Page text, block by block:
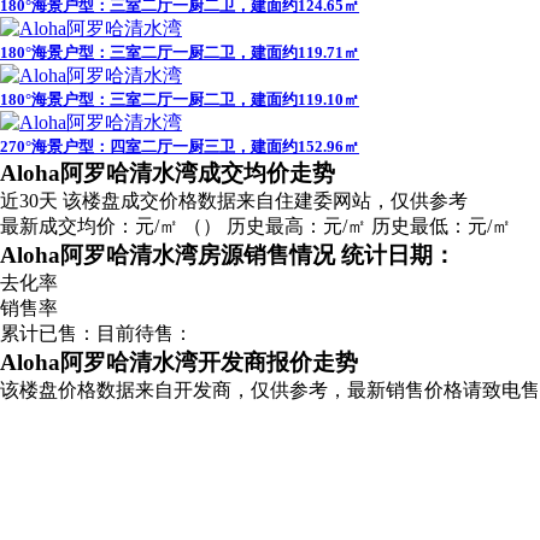
180°海景户型：三室二厅一厨二卫，建面约124.65㎡
180°海景户型：三室二厅一厨二卫，建面约119.71㎡
180°海景户型：三室二厅一厨二卫，建面约119.10㎡
270°海景户型：四室二厅一厨三卫，建面约152.96㎡
广告
Aloha阿罗哈清水湾成交均价走势
近30天 该楼盘成交价格数据来自住建委网站，仅供参考
最新成交均价： 元/㎡ （ ） 历史最高： 元/㎡ 历史最低： 元/㎡
Aloha阿罗哈清水湾房源销售情况统计日期：
去化率
销售率
累计已售： 目前待售：
Aloha阿罗哈清水湾开发商报价走势
该楼盘价格数据来自开发商，仅供参考，最新销售价格请致电